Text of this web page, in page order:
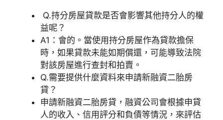
Q.持分房屋貸款是否會影響其他持分人的權
益呢？
A1：會的。當使用持分房屋作為貸款擔保
時，如果貸款未能如期償還，可能導致法院
對該房屋進行查封和拍賣。
Q.需要提供什麼資料來申請新融資二胎房
貸？
申請新融資二胎房貸，融資公司會根據申貸
人的收入、信用評分和負債等情況，來評估